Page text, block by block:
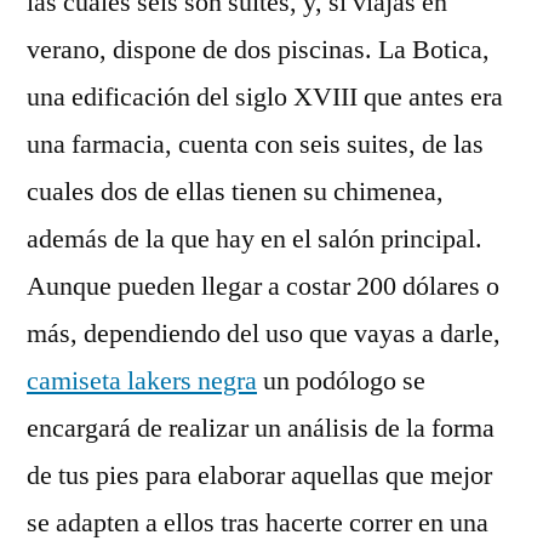
verano, dispone de dos piscinas. La Botica,
una edificación del siglo XVIII que antes era
una farmacia, cuenta con seis suites, de las
cuales dos de ellas tienen su chimenea,
además de la que hay en el salón principal.
Aunque pueden llegar a costar 200 dólares o
más, dependiendo del uso que vayas a darle,
camiseta lakers negraun podólogo se
encargará de realizar un análisis de la forma
de tus pies para elaborar aquellas que mejor
se adapten a ellos tras hacerte correr en una